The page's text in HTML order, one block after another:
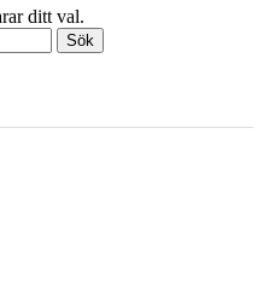
ditt val.
Sök